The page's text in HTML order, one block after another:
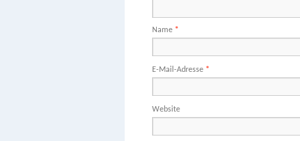
Name *
E-Mail-Adresse *
Website